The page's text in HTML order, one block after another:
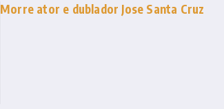
Morre ator e dublador Jose Santa Cruz